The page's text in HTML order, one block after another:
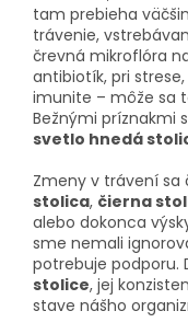
tam prebieha
trávenie,
črevná mikroflóra
antibiotík, pri
imunite – môže sa
Bežnými príznakmi
svetlo hnedá
Zmeny v trávení sa
stolica, čierna
alebo dokonca
sme nemali
potrebuje podporu.
stolice, jej
stave nášho